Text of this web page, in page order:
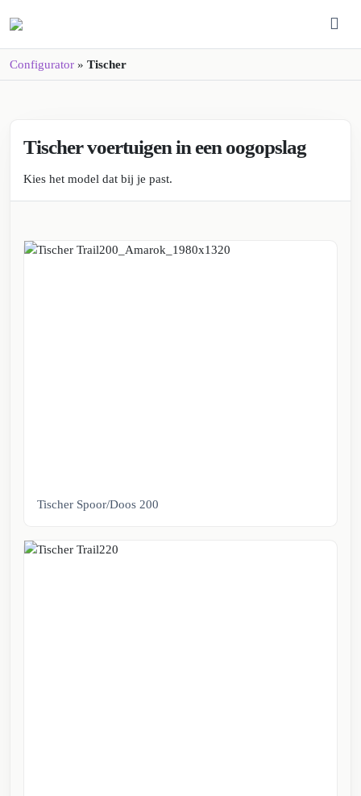
Configurator » Tischer
Tischer
Tischer voertuigen in een oogopslag
Kies het model dat bij je past.
Tischer Spoor/Doos 200